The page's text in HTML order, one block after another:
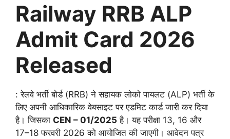
Railway RRB ALP
Admit Card 2026
Released
: रेलवे भर्ती बोर्ड (RRB) ने सहायक लोको पायलट (ALP) भर्ती के
लिए अपनी आधिकारिक वेबसाइट पर एडमिट कार्ड जारी कर दिया
है। जिसका CEN – 01/2025 है। यह परीक्षा 13, 16 और
17–18 फरवरी 2026 को आयोजित की जाएगी। आवेदन पत्र